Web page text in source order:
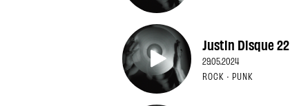
Justin Disque 22
29.05.2024
ROCK · PUNK